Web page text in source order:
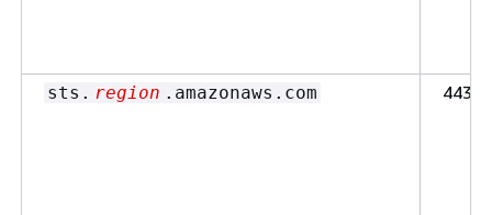
sts. region .amazonaws.com 443